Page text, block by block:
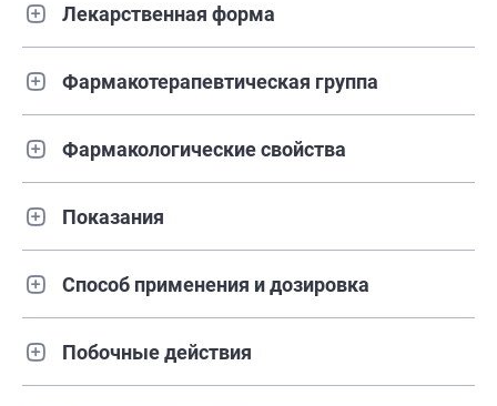
Лекарственная форма
Фармакотерапевтическая группа
Фармакологические свойства
Показания
Способ применения и дозировка
Побочные действия